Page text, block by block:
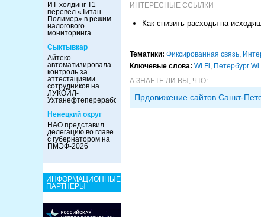
ИТ-холдинг Т1
перевел «Титан-
Полимер» в режим
налогового
мониторинга
Сыктывкар
Айтеко
автоматизировала
контроль за
аттестациями
сотрудников на
ЛУКОЙЛ-
Ухтанефтепереработка
Ненецкий округ
НАО представил
делегацию во главе
с губернатором на
ПМЭФ-2026
ИНФОРМАЦИОННЫЕ
ПАРТНЕРЫ
ИНТЕРЕСНЫЕ ССЫЛКИ
Как снизить расходы на
Тематики: Фиксированная связь,
Ключевые слова: Wi Fi, Петербург Wi
А ЗНАЕТЕ ЛИ ВЫ, ЧТО:
Прдовижение сайтов Санкт-